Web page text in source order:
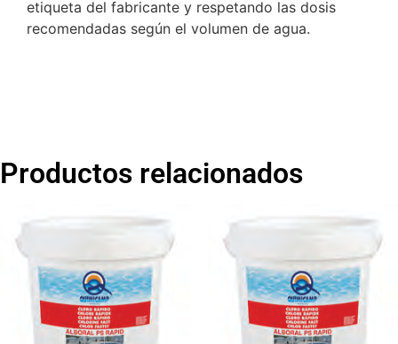
etiqueta del fabricante y respetando las dosis
recomendadas según el volumen de agua.
Productos relacionados